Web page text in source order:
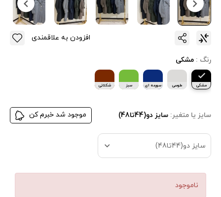
رنگ : مشکی
مشکی طوسی سورمه ای سبز شکلاتی
سایز یا متغیر: سایز دو(44تا48) موجود شد خبرم کن
سایز دو(44تا48)
ناموجود
افزودن به علاقمندی